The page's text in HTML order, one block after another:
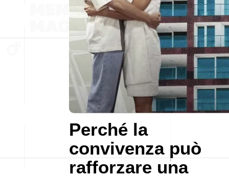
Perché la
convivenza può
rafforzare una